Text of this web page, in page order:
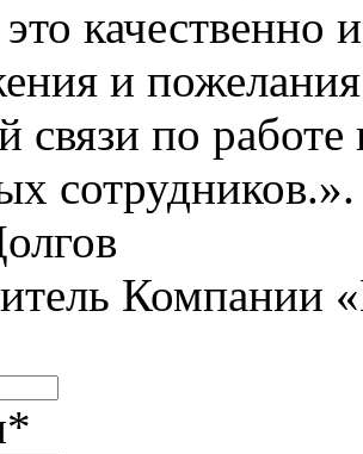
и
связи по
сотрудников.».
Компании
*